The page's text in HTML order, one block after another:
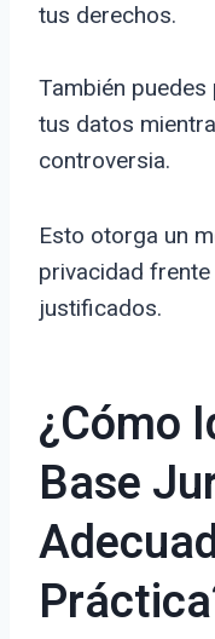
tus derechos.
También
tus datos
controversia.
Esto otorga un
privacidad
justificados.
¿Cómo
Base